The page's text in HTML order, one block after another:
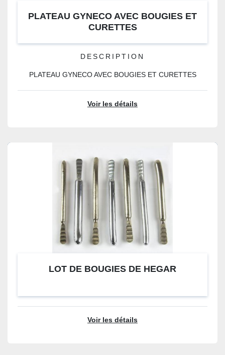
PLATEAU GYNECO AVEC BOUGIES ET
CURETTES
DESCRIPTION
PLATEAU GYNECO AVEC BOUGIES ET CURETTES
Voir les détails
LOT DE BOUGIES DE HEGAR
Voir les détails